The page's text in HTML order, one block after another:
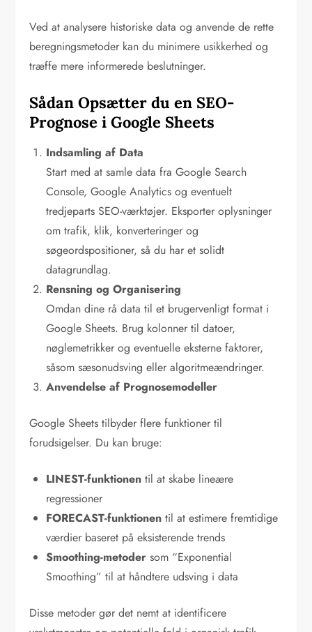
Ved at analysere historiske data og anvende de rette
beregningsmetoder kan du minimere usikkerhed og
træffe mere informerede beslutninger.
Sådan Opsætter du en SEO-
Prognose i Google Sheets
Indsamling af Data
Start med at samle data fra Google Search
Console, Google Analytics og eventuelt
tredjeparts SEO-værktøjer. Eksporter oplysninger
om trafik, klik, konverteringer og
søgeordspositioner, så du har et solidt
datagrundlag.
Rensning og Organisering
Omdan dine rå data til et brugervenligt format i
Google Sheets. Brug kolonner til datoer,
nøglemetrikker og eventuelle eksterne faktorer,
såsom sæsonudsving eller algoritmeændringer.
Anvendelse af Prognosemodeller
Google Sheets tilbyder flere funktioner til
forudsigelser. Du kan bruge:
LINEST-funktionen til at skabe lineære
regressioner
FORECAST-funktionen til at estimere fremtidige
værdier baseret på eksisterende trends
Smoothing-metoder som “Exponential
Smoothing” til at håndtere udsving i data
Disse metoder gør det nemt at identificere